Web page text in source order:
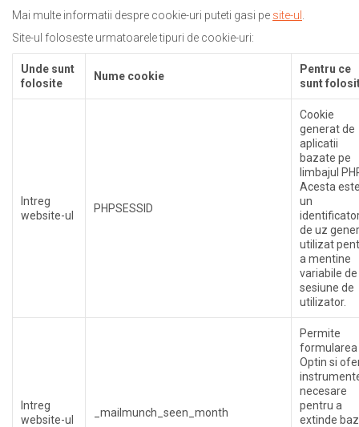
Mai multe informatii despre cookie-uri puteti gasi pe site-ul
Site-ul foloseste urmatoarele tipuri de cookie-uri:
Unde sunt
folosite
Nume cookie
Pentru ce
sunt
Intreg
website-ul
PHPSESSID
Cookie
generat de
aplicatii
bazate pe
limbajul
Acesta
un
de uz
utilizat
a mentine
variabile de
sesiune de
utilizator.
Intreg
website-ul
_mailmunch_seen_month
Permite
formularea
Optin si
necesare
pentru a
extinde